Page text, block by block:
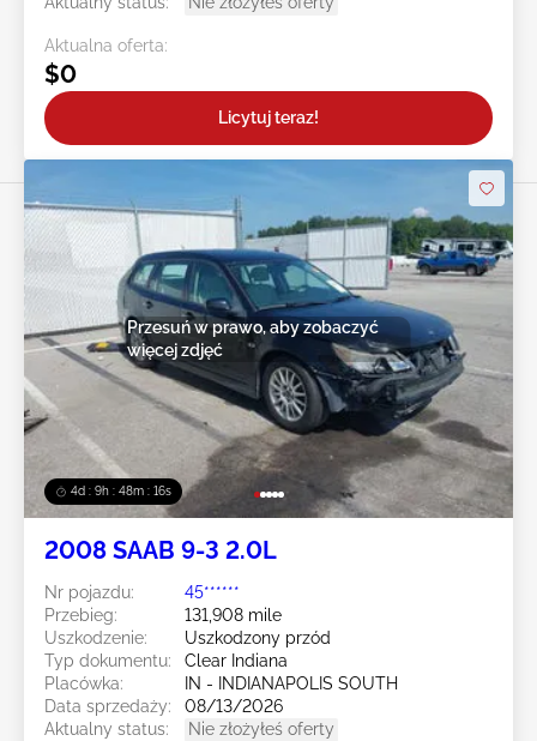
Aktualna oferta:
$0
Licytuj teraz!
4d : 9h : 48m : 15s
Przesuń w prawo, aby zobaczyć
więcej zdjęć
2008 SAAB 9-3 2.0L
Nr pojazdu:
45******
Przebieg:
131,908 mile
Uszkodzenie:
Uszkodzony przód
Typ dokumentu:
Clear Indiana
Placówka:
IN - INDIANAPOLIS SOUTH
Data sprzedaży:
08/13/2026
Aktualny status:
Nie złożyłeś oferty